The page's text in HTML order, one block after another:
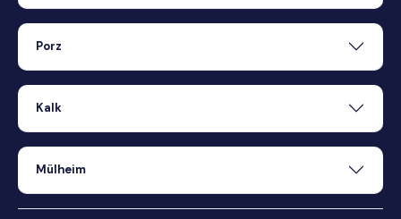
Porz
Kalk
Mülheim